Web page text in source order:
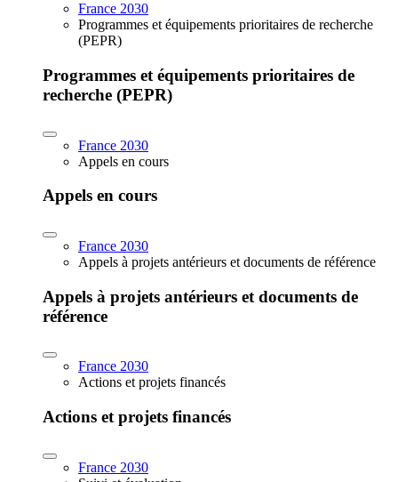
France 2030
Programmes et équipements prioritaires de recherche
(PEPR)
Programmes et équipements prioritaires de
recherche (PEPR)
France 2030
Appels en cours
Appels en cours
France 2030
Appels à projets antérieurs et documents de référence
Appels à projets antérieurs et documents de
référence
France 2030
Actions et projets financés
Actions et projets financés
France 2030